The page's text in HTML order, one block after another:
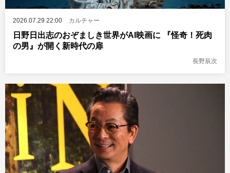
2026.07.29 22:00 カルチャー
日野日出志のおぞましき世界がAI映画に 『怪奇！死肉
の男』が開く新時代の扉
長野辰次